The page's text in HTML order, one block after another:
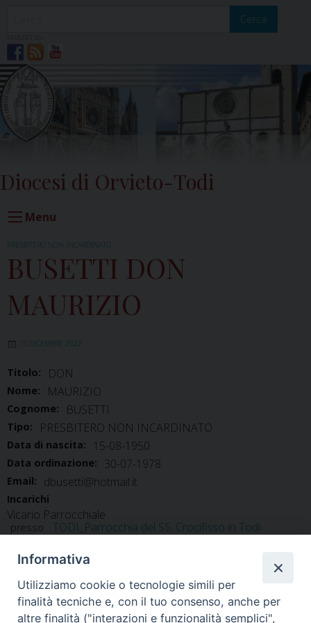
Cerca
Diocesi di Orvieto-Todi
Menu
PRESBITERO NON INCARDINATO
BUSETTI DON
MAURIZIO
15 DICEMBRE 2022
Titolo: DON
Nome: MAURIZIO
Cognome: BUSETTI
Tipo: PRESBITERO NON INCARDINATO
Data di nascita: 15-08-1950
Data ordinazione: 30-07-1978
Email: dbusetti@hotmail.it
Incarichi
Vicario Parrocchiale
presso TODI_Parrocchia del SS. Crocifisso in Todi
Informativa
Utilizziamo cookie o tecnologie simili per
finalità tecniche e, con il tuo consenso, anche per
altre finalità ("interazioni e funzionalità semplici",